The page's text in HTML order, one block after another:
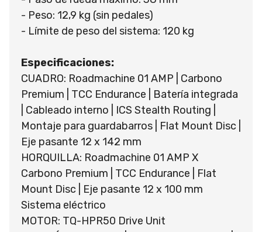
- Peso: 12,9 kg (sin pedales)
- Límite de peso del sistema: 120 kg
Especificaciones:
CUADRO: Roadmachine 01 AMP | Carbono
Premium | TCC Endurance | Batería integrada
| Cableado interno | ICS Stealth Routing |
Montaje para guardabarros | Flat Mount Disc |
Eje pasante 12 x 142 mm
HORQUILLA: Roadmachine 01 AMP X
Carbono Premium | TCC Endurance | Flat
Mount Disc | Eje pasante 12 x 100 mm
Sistema eléctrico
MOTOR: TQ-HPR50 Drive Unit